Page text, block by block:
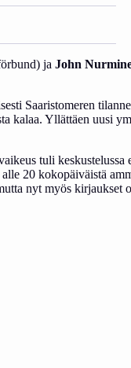
ja John
Saaristomeren
kalaa. Yllättäen uusi
tuli keskustelussa
20 kokopäiväistä
nyt myös kirjaukset